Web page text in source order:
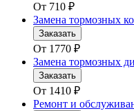
От 710 ₽
Замена тормозных
Заказать
От 1770 ₽
Замена тормозных
Заказать
От 1410 ₽
Ремонт и